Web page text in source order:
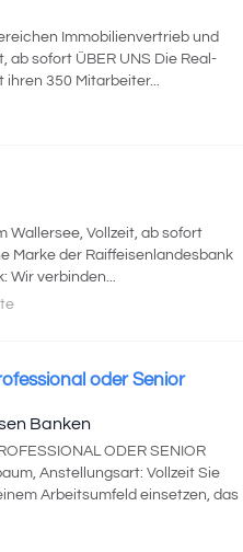
Immobilienvertrieb und
ab sofort ÜBER UNS Die Real-
ihren 350 Mitarbeiter...
Wallersee, Vollzeit, ab sofort
Marke der Raiffeisenlandesbank
Wir verbinden...
oder Senior
Banken
ODER SENIOR
Anstellungsart: Vollzeit Sie
Arbeitsumfeld einsetzen, das